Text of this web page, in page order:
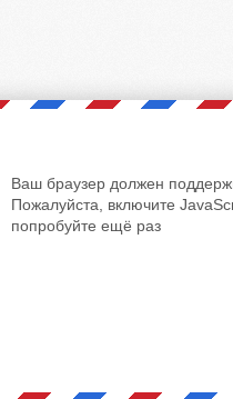
Ваш браузер должен
Пожалуйста, включите
попробуйте ещё раз